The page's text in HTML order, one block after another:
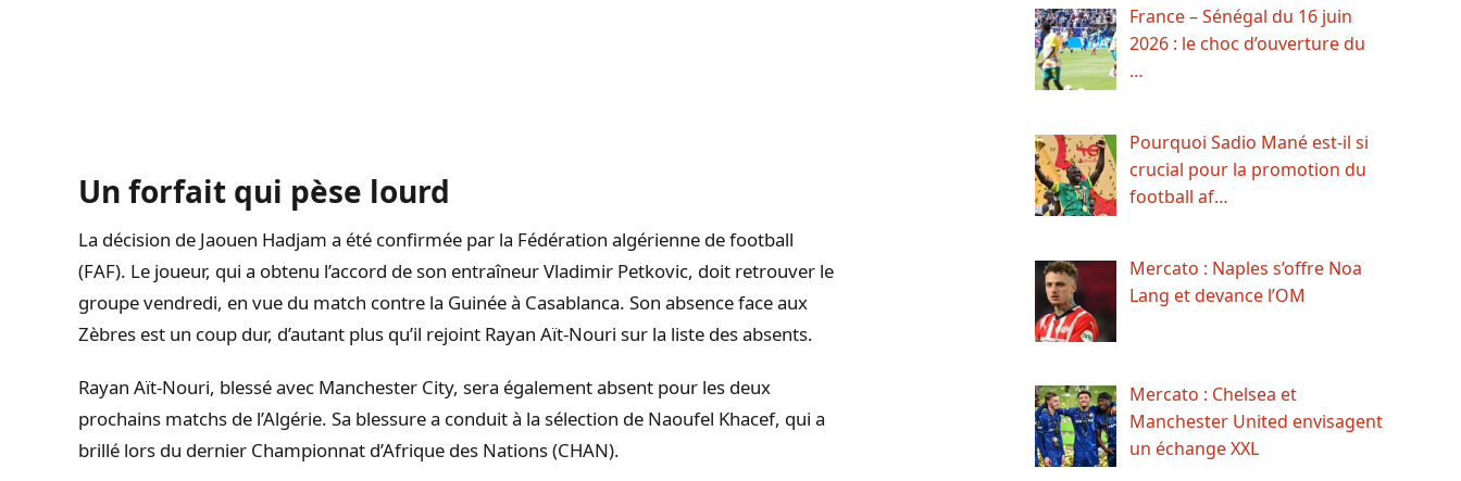
Un forfait qui pèse lourd
La décision de Jaouen Hadjam a été confirmée par la Fédération algérienne de football
(FAF). Le joueur, qui a obtenu l’accord de son entraîneur Vladimir Petkovic, doit retrouver le
groupe vendredi, en vue du match contre la Guinée à Casablanca. Son absence face aux
Zèbres est un coup dur, d’autant plus qu’il rejoint Rayan Aït-Nouri sur la liste des absents.
Rayan Aït-Nouri, blessé avec Manchester City, sera également absent pour les deux
prochains matchs de l’Algérie. Sa blessure a conduit à la sélection de Naoufel Khacef, qui a
brillé lors du dernier Championnat d’Afrique des Nations (CHAN).
France – Sénégal du 16 juin
2026 : le choc d’ouverture du
…
Pourquoi Sadio Mané est-il si
crucial pour la promotion du
football af…
Mercato : Naples s’offre Noa
Lang et devance l’OM
Mercato : Chelsea et
Manchester United envisagent
un échange XXL